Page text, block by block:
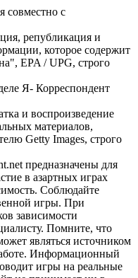
совместно с
републикация и
которое содержит
EPA / UPG, строго
Я- Корреспондент
и воспроизведение
материалов,
Getty Images, строго
предназначены для
в азартных играх
Соблюдайте
игры. При
зависимости
Помните, что
являться источником
Информационный
игры на реальные